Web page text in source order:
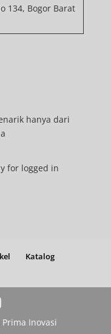
134, Bogor Barat
hanya dari
for logged in
Katalog
Inovasi